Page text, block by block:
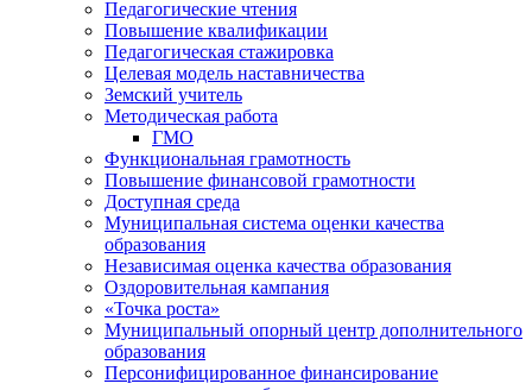
Педагогические чтения
Повышение квалификации
Педагогическая стажировка
Целевая модель наставничества
Земский учитель
Методическая работа
ГМО
Функциональная грамотность
Повышение финансовой грамотности
Доступная среда
Муниципальная система оценки качества
образования
Независимая оценка качества образования
Оздоровительная кампания
«Точка роста»
Муниципальный опорный центр дополнительного
образования
Персонифицированное финансирование